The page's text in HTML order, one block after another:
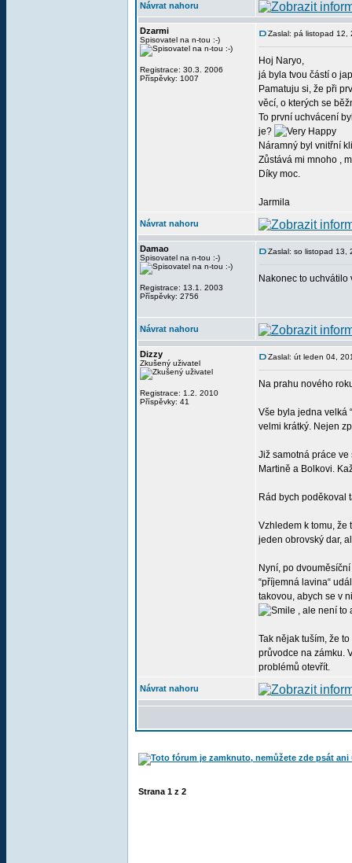
Návrat nahoru
Dzarmi
Spisovatel na n-tou :-)
Registrace: 30.3. 2006
Příspěvky: 1007
Zaslal: pá listopad 12,
Hoj Naryo,
já byla tvou částí o
Pamatuju si, že při
věcí, o kterých se
To první uchvácení
je?
Náramný byl vnitřní
Zůstává mi mnoho ,
Díky moc.
Jarmila
Návrat nahoru
Damao
Spisovatel na n-tou :-)
Registrace: 13.1. 2003
Příspěvky: 2756
Zaslal: so listopad 13,
Nakonec to
Návrat nahoru
Dizzy
Zkušený uživatel
Registrace: 1.2. 2010
Příspěvky: 41
Zaslal: út leden 04,
Na prahu nového
Vše byla jedna velká
velmi krátký. Nejen
Již samotná práce
Martině a Bolkovi.
Rád bych poděkoval
Vzhledem k tomu, že
jeden obrovský dar,
Nyní, po
“příjemná lavina“
takovou, abych se v
, ale není to
Tak nějak tuším, že
průvodce na zámku.
problémů otevřít.
Návrat nahoru
Strana 1 z 2